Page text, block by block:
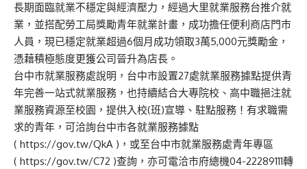
長期面臨就業不穩定與經濟壓力，經過大里就業服務台推介就
業，並搭配勞工局獎勵青年就業計畫，成功擔任便利商店門市
人員，現已穩定就業超過6個月成功領取3萬5,000元獎勵金，
憑藉積極態度更獲公司晉升為店長。
台中市就業服務處說明，台中市設置27處就業服務據點提供青
年完善一站式就業服務，也持續結合大專院校、高中職挹注就
業服務資源至校園，提供入校(班)宣導、駐點服務！有求職需
求的青年，可洽詢台中市各就業服務據點
( https://gov.tw/QkA )，或至台中市就業服務處青年專區
( https://gov.tw/C72 )查詢，亦可電洽市府總機04-22289111轉